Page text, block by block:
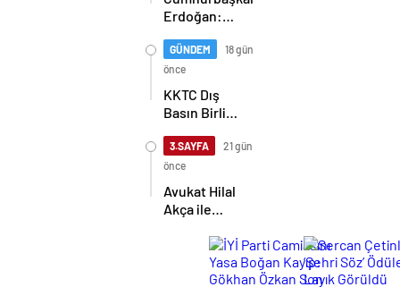
Erdoğan:
halkını asla
yalnız
bırakmayacağız
GÜNDEM
18 gün
önce
KKTC Dış
Basın Birliği,
TDGF
arasında İş
Birliği
protokolü
imzalandı
3.SAYFA
21 gün
önce
Avukat Hilal
Akça ile
Albayrak
dünya evine